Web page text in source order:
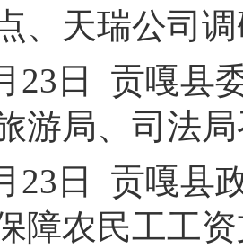
、天瑞公司
23日 贡嘎县
游局、司法
23日 贡嘎县
障农民工工